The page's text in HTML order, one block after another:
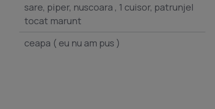
sare, piper, nuscoara , 1 cuisor, patrunjel
tocat marunt
ceapa ( eu nu am pus )